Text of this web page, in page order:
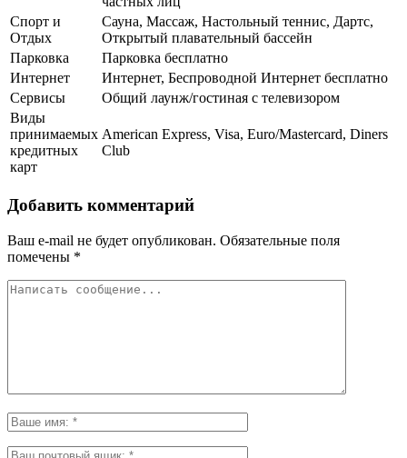
Спорт и
Отдых
Сауна, Массаж, Настольный теннис, Дартс,
Открытый плавательный бассейн
Парковка
Парковка бесплатно
Интернет
Интернет, Беспроводной Интернет бесплатно
Сервисы
Общий лаунж/гостиная с телевизором
Виды
принимаемых
кредитных
карт
American Express, Visa, Euro/Mastercard, Diners
Club
Добавить комментарий
Ваш e-mail не будет опубликован. Обязательные поля
помечены *